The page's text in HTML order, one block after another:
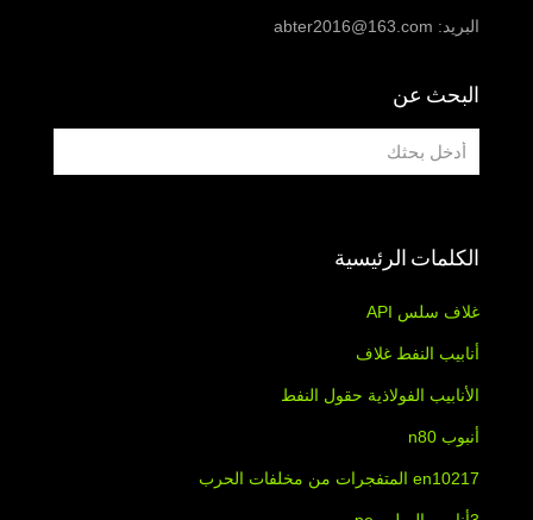
البريد: abter2016@163.com
البحث عن
الكلمات الرئيسية
غلاف سلس API
أنابيب النفط غلاف
الأنابيب الفولاذية حقول النفط
أنبوب n80
en10217 المتفجرات من مخلفات الحرب